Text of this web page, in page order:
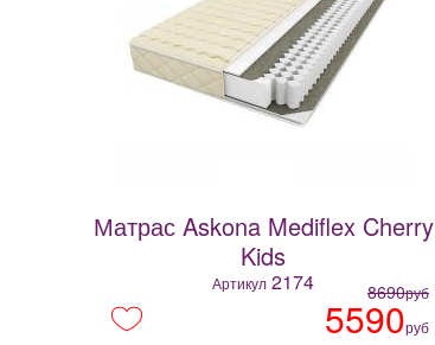
Матрас Askona Mediflex Cherry
Kids
Артикул 2174 8690руб
5590руб